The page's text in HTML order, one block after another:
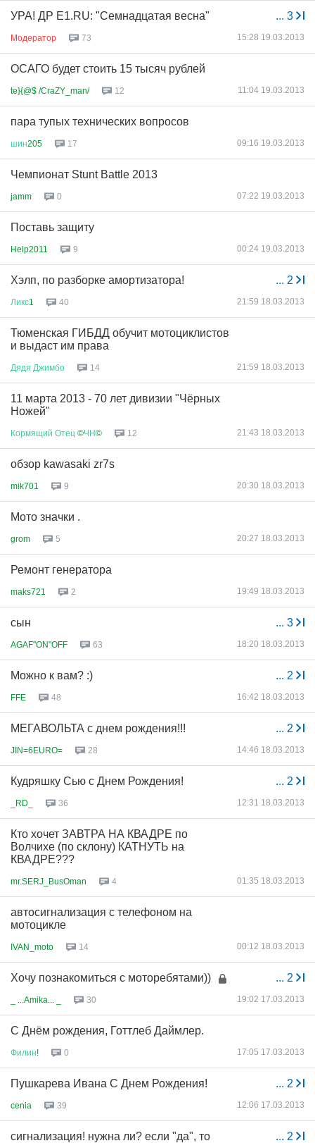
... 3
УРА! ДР Е1.RU: "Семнадцатая весна"
Модератор 73 15:28 19.03.2013
ОСАГО будет стоить 15 тысяч рублей
te}{@$ /CraZY_man/ 12 11:04 19.03.2013
пара тупых технических вопросов
шин205 17 09:16 19.03.2013
Чемпионат Stunt Battle 2013
jamm 0 07:22 19.03.2013
Поставь защиту
Help2011 9 00:24 19.03.2013
... 2
Хэлп, по разборке амортизатора!
Ликс1 40 21:59 18.03.2013
Тюменская ГИБДД обучит мотоциклистов
и выдаст им права
Дядя Джимбо 14 21:59 18.03.2013
11 марта 2013 - 70 лет дивизии "Чёрных
Ножей"
Кормящий Отец ©ЧН© 12 21:43 18.03.2013
обзор kawasaki zr7s
mik701 9 20:30 18.03.2013
Мото значки .
grom 5 20:27 18.03.2013
Ремонт генератора
maks721 2 19:49 18.03.2013
... 3
сын
AGAF"ON"OFF 63 18:20 18.03.2013
... 2
Можно к вам? :)
FFE 48 16:42 18.03.2013
... 2
МЕГАВОЛЬТА с днем рождения!!!
JIN=6EURO= 28 14:46 18.03.2013
... 2
Кудряшку Сью с Днем Рождения!
_RD_ 36 12:31 18.03.2013
Кто хочет ЗАВТРА НА КВАДРЕ по
Волчихе (по склону) КАТНУТЬ на
КВАДРЕ???
mr.SERJ_BusOman 4 01:35 18.03.2013
автосигнализация с телефоном на
мотоцикле
IVAN_moto 14 00:12 18.03.2013
... 2
Хочу познакомиться с моторебятами))
_ ...Amika... _ 30 19:02 17.03.2013
С Днём рождения, Готтлеб Даймлер.
Филин! 0 17:05 17.03.2013
... 2
Пушкарева Ивана С Днем Рождения!
cenia 39 12:06 17.03.2013
... 2
сигнализация! нужна ли? если "да", то